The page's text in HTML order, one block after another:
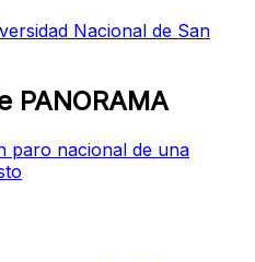
Nacional de San
PANORAMA